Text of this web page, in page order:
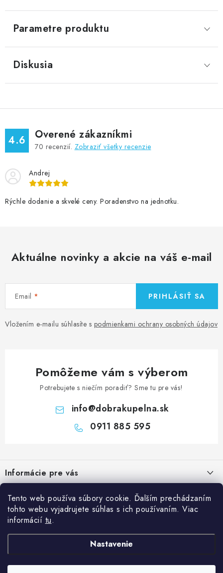
Tento web používa súbory cookie. Ďalším prechádzaním
tohto webu vyjadrujete súhlas s ich používaním. Viac
informácií tu.
Nastavenie
Parametre produktu
Diskusia
4.6 Overené zákazníkmi
70 recenzií. Zobraziť všetky recenzie
Andrej
Rýchle dodanie a skvelé ceny. Poradenstvo na jednotku.
Aktuálne novinky a akcie na váš e-mail
Email
Vložením e-mailu súhlasíte s podmienkami ochrany osobných údajov
PRIHLÁSIŤ SA
Pomôžeme vám s výberom
Potrebujete s niečím poradiť? Sme tu pre vás!
info@dobrakupelna.sk
0911 885 595
p
ä
Informácie pre vás
Obchodné podmienky
Ochrana osobných údajov GDPR
Kategórie
Sprchové dvere
Sprchové kúty a vaničky
Vane
Blog
Kedy rekonštruovať kúpeľňu a prečo je výmena sprchového kúta
dobrý investičný krok?